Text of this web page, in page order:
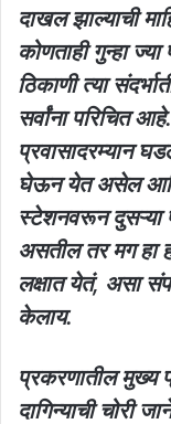
दाखल झाल्याची
कोणताही गुन्हा ज्या
ठिकाणी त्या
सर्वांना परिचित
प्रवासादरम्यान
घेऊन येत असेल आणि
स्टेशनवरून दुसऱ्या
असतील तर मग हा
लक्षात येतं, असा
केलाय.
प्रकरणातील मुख्य
दागिन्याची चोरी